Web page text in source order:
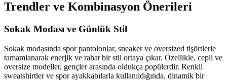
Trendler ve Kombinasyon Önerileri
Sokak Modası ve Günlük Stil
Sokak modasında spor pantolonlar, sneaker ve oversized tişörtlerle
tamamlanarak enerjik ve rahat bir stil ortaya çıkar. Özellikle, cepli ve
oversize modeller, gençler arasında oldukça popülerdir. Renkli
sweatshirtler ve spor ayakkabılarla kullanıldığında, dinamik bir